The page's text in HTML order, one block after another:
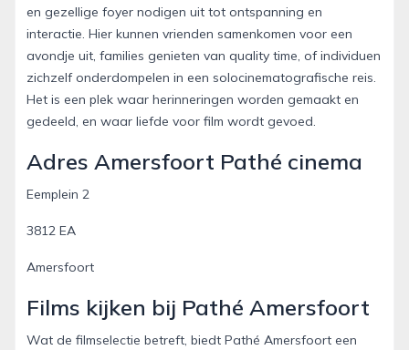
en gezellige foyer nodigen uit tot ontspanning en
interactie. Hier kunnen vrienden samenkomen voor een
avondje uit, families genieten van quality time, of individuen
zichzelf onderdompelen in een solocinematografische reis.
Het is een plek waar herinneringen worden gemaakt en
gedeeld, en waar liefde voor film wordt gevoed.
Adres Amersfoort Pathé cinema
Eemplein 2
3812 EA
Amersfoort
Films kijken bij Pathé Amersfoort
Wat de filmselectie betreft, biedt Pathé Amersfoort een